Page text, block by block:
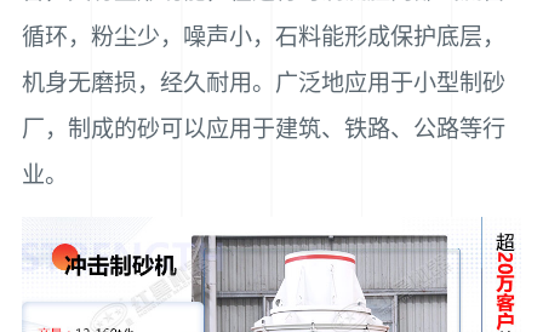
循环，粉尘少，噪声小，石料能形成保护底层，
机身无磨损，经久耐用。广泛地应用于小型制砂
厂，制成的砂可以应用于建筑、铁路、公路等行
业。